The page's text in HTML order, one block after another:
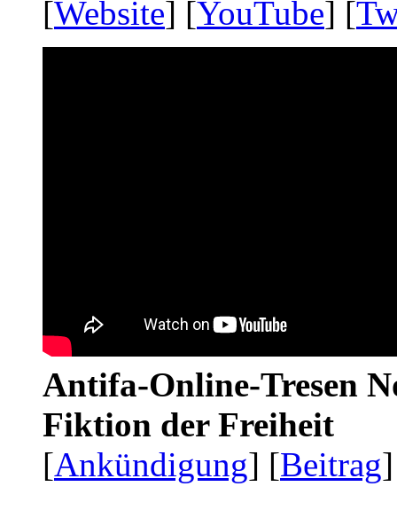
[Website] [YouTube] [
Antifa-Online-Tresen
Fiktion der Freiheit
[Ankündigung] [Beitrag